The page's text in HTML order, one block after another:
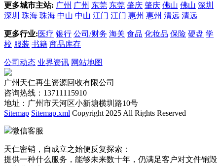
更多城市主站: 广州 广州 东莞 东莞 肇庆 肇庆 佛山 佛山 深圳
深圳 珠海 珠海 中山 中山 江门 江门 惠州 惠州 清远 清远
更多行业:医疗 银行 公司/财务 海关 食品 化妆品 保险 硬盘 学
校 服装 书籍 商品库存
公司动态 业界资讯 网站地图
广州天仁再生资源回收有限公司
咨询热线：13711115910
地址：广州市天河区小新塘横圳路10号
Sitemap Sitemap.xml Copyright 2025 All Rights Reserved
微信客服
天仁密销，自成立之始便反复探索：
提供一种什么服务，能够未来数十年，仍满足客户对文件销毁